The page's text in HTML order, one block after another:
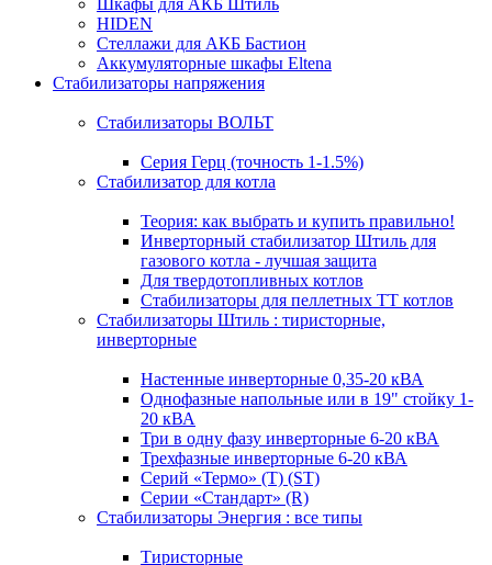
Шкафы для АКБ Штиль
HIDEN
Стеллажи для АКБ Бастион
Аккумуляторные шкафы Eltena
Стабилизаторы напряжения
Стабилизаторы ВОЛЬТ
Серия Герц (точность 1-1.5%)
Стабилизатор для котла
Теория: как выбрать и купить правильно!
Инверторный стабилизатор Штиль для
газового котла - лучшая защита
Для твердотопливных котлов
Стабилизаторы для пеллетных ТТ котлов
Стабилизаторы Штиль : тиристорные,
инверторные
Настенные инверторные 0,35-20 кВА
Однофазные напольные или в 19" стойку 1-
20 кВА
Три в одну фазу инверторные 6-20 кВА
Трехфазные инверторные 6-20 кВА
Серий «Термо» (T) (ST)
Серии «Стандарт» (R)
Стабилизаторы Энергия : все типы
Тиристорные